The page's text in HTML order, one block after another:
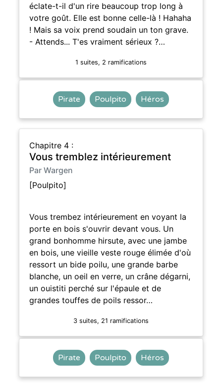
éclate-t-il d'un rire beaucoup trop long à
votre goût. Elle est bonne celle-là ! Hahaha
! Mais sa voix prend soudain un ton grave.
- Attends... T'es vraiment sérieux ?…
1 suites, 2 ramifications
Pirate Poulpito Héros
Chapitre 4 :
Vous tremblez intérieurement
Par Wargen
[Poulpito]
Vous trembez intérieurement en voyant la
porte en bois s'ouvrir devant vous. Un
grand bonhomme hirsute, avec une jambe
en bois, une vieille veste rouge élimée d'où
ressort un bide poilu, une grande barbe
blanche, un oeil en verre, un crâne dégarni,
un ouistiti perché sur l'épaule et de
grandes touffes de poils ressor…
3 suites, 21 ramifications
Pirate Poulpito Héros